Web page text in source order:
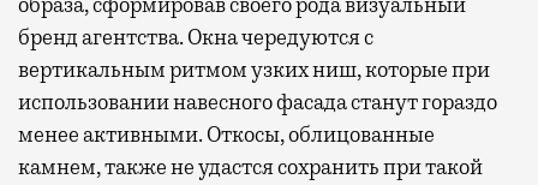
бренд агентства. Окна чередуются с
вертикальным ритмом узких ниш, которые при
использовании навесного фасада станут гораздо
менее активными. Откосы, облицованные
камнем, также не удастся сохранить при такой